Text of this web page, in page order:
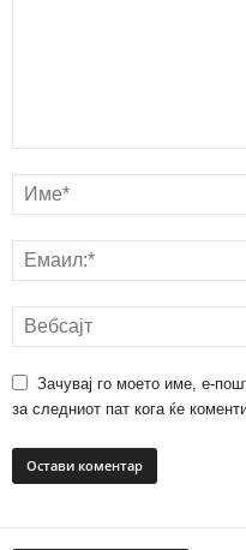
Зачувај го моето име, е-
за следниот пат кога ќе